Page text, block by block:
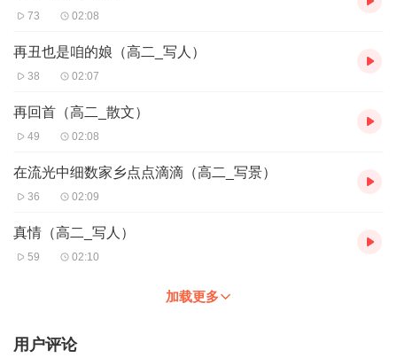
73 02:08
再丑也是咱的娘（高二_写人）
38 02:07
再回首（高二_散文）
49 02:08
在流光中细数家乡点点滴滴（高二_写景）
36 02:09
真情（高二_写人）
59 02:10
加载更多
用户评论